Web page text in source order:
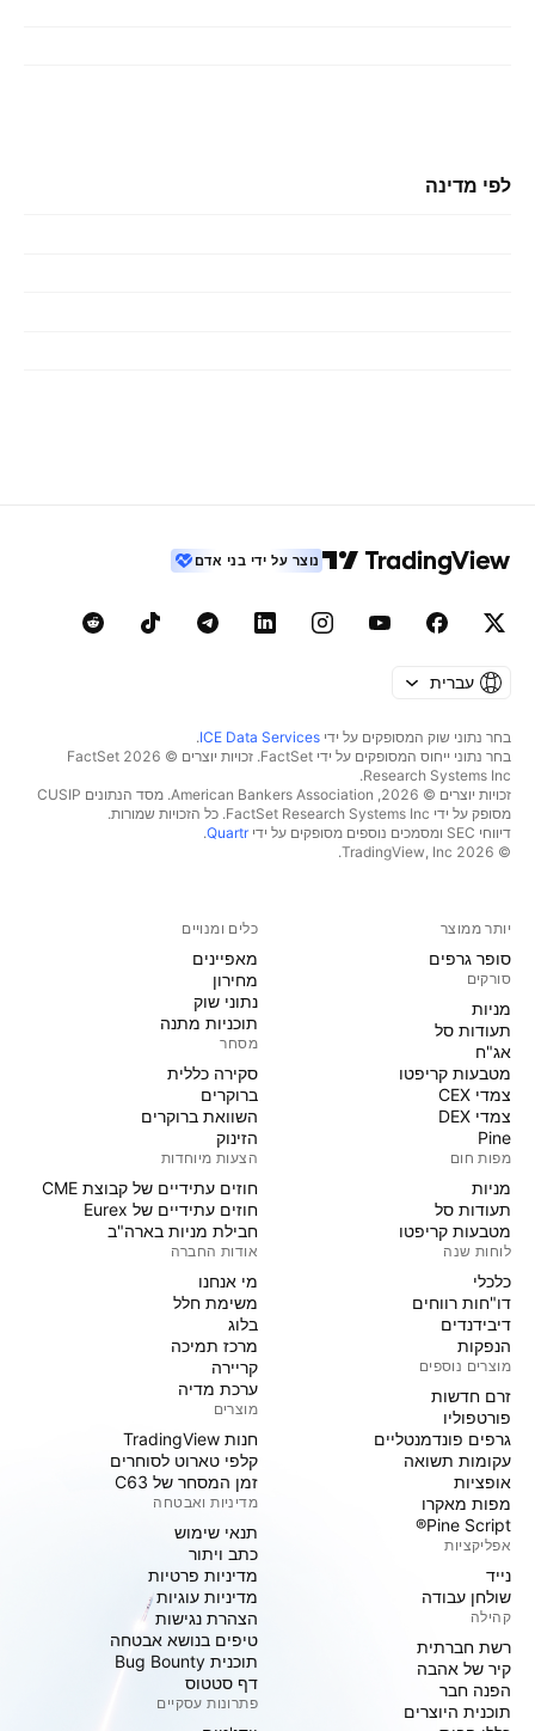
לפי מדינה
נוצר על ידי בני אדם
עברית
בחר נתוני שוק המסופקים על ידי ICE Data Services
.
בחר נתוני ייחוס המסופקים על ידי FactSet. זכויות יוצרים © 2026 ‏FactSet
Research Systems Inc.‏
זכויות יוצרים © 2026, ‏American Bankers Association. מסד הנתונים CUSIP
מסופק על ידי FactSet Research Systems Inc. כל הזכויות שמורות.
דיווחי SEC ומסמכים נוספים מסופקים על ידי
Quartr
.
© 2026 ‏TradingView, Inc.‏
יותר ממוצר
סופר גרפים
סורקים
מניות‏
תעודות סל
אג"ח
מטבעות קריפטו
צמדי CEX
צמדי DEX
Pine
מפות חום
מניות‏
תעודות סל
מטבעות קריפטו
לוחות שנה
כלכלי
דו"חות רווחים
דיבידנדים
הנפקות
מוצרים נוספים
זרם חדשות
פורטפוליו
גרפים פונדמנטליים
עקומות תשואה
אופציות
מפות מאקרו
Pine Script®
אפליקציות
נייד
שולחן עבודה
קהילה
רשת חברתית
קיר של אהבה
הפנה חבר
תוכנית היוצרים
כלים ומנויים
מאפיינים
מחירון
נתוני שוק
תוכניות מתנה
מסחר
סקירה כללית
ברוקרים
השוואת ברוקרים
הזינוק
הצעות מיוחדות
חוזים עתידיים של קבוצת CME
חוזים עתידיים של Eurex
חבילת מניות בארה"ב
אודות החברה
מי אנחנו
משימת חלל
בלוג
מרכז תמיכה
קריירה
ערכת מדיה
מוצרים
חנות TradingView
קלפי טארוט לסוחרים
זמן המסחר של C63
מדיניות ואבטחה
תנאי שימוש
כתב ויתור
מדיניות פרטיות
מדיניות עוגיות
הצהרת נגישות
טיפים בנושא אבטחה
תוכנית Bug Bounty
דף סטטוס
פתרונות עסקיים